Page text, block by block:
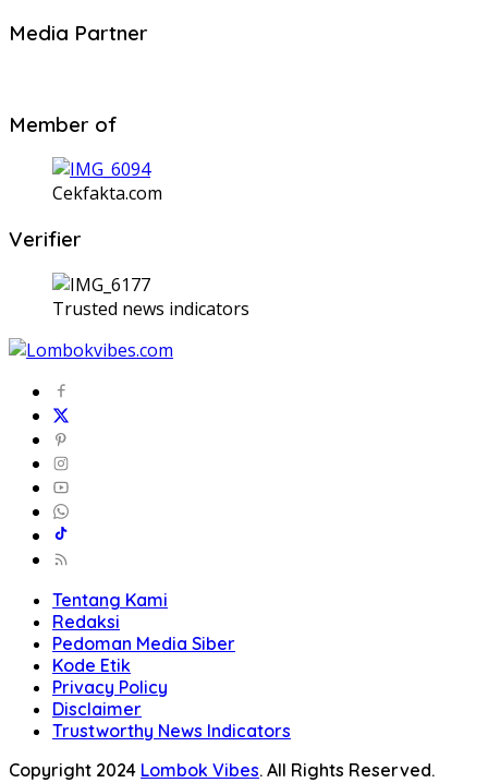
Media Partner
Member of
Cekfakta.com
Verifier
Trusted news indicators
Tentang Kami
Redaksi
Pedoman Media Siber
Kode Etik
Privacy Policy
Disclaimer
Trustworthy News Indicators
Copyright 2024 Lombok Vibes. All Rights Reserved.